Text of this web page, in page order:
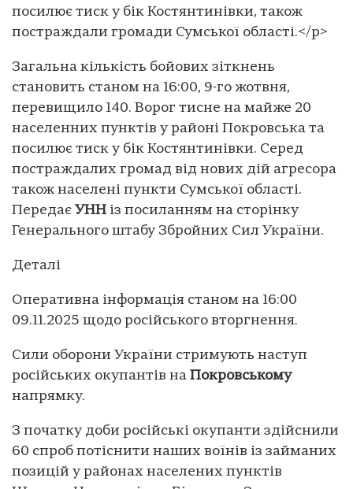
посилює тиск у бік Костянтинівки, також
постраждали громади Сумської області.</p>
Загальна кількість бойових зіткнень
становить станом на 16:00, 9-го жотвня,
перевищило 140. Ворог тисне на майже 20
населенних пунктів у районі Покровська та
посилює тиск у бік Костянтинівки. Серед
постраждалих громад від нових дій агресора
також населені пункти Сумської області.
Передає УНН із посиланням на сторінку
Генерального штабу Збройних Сил України.
Деталі
Оперативна інформація станом на 16:00
09.11.2025 щодо російського вторгнення.
Сили оборони України стримують наступ
російських окупантів на Покровському
напрямку.
З початку доби російські окупанти здійснили
60 спроб потіснити наших воїнів із займаних
позицій у районах населених пунктів